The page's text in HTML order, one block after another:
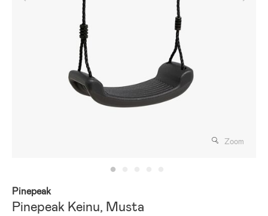
Zoom
Pinepeak
Pinepeak Keinu, Musta